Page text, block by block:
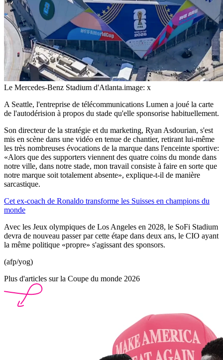
Le Mercedes-Benz Stadium d'Atlanta.image: x
A Seattle, l'entreprise de télécommunications Lumen a joué la carte
de l'autodérision à propos du stade qu'elle sponsorise habituellement.
Son directeur de la stratégie et du marketing, Ryan Asdourian, s'est
mis en scène dans une vidéo en tenue de chantier, retirant lui-même
les très nombreuses évocations de la marque dans l'enceinte sportive:
«Alors que des supporters viennent des quatre coins du monde dans
notre ville, dans notre stade, mon travail consiste à faire en sorte que
notre marque soit totalement absente», explique-t-il de manière
sarcastique.
Cet ex-coach de Ronaldo transforme les Suisses en champions du
monde
Avec les Jeux olympiques de Los Angeles en 2028, le SoFi Stadium
devra de nouveau passer par cette étape dans deux ans, le CIO ayant
la même politique «propre» s'agissant des sponsors.
(afp/yog)
Plus d'articles sur la Coupe du monde 2026